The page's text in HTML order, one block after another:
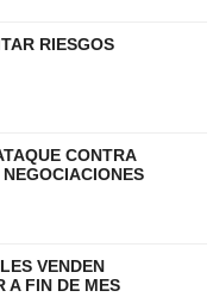
RIESGOS
CONTRA
VENDEN
A FIN DE MES